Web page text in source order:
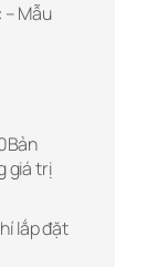
– Mẫu
giá trị
lắp đặt